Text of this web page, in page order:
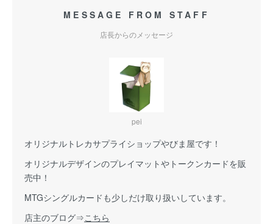
MESSAGE FROM STAFF
店長からのメッセージ
pei
オリジナルトレカサプライショップやびま屋です！
オリジナルデザインのプレイマットやトークンカードを販
売中！
MTGシングルカードも少しだけ取り扱いしています。
店主のブログ⇒こちら